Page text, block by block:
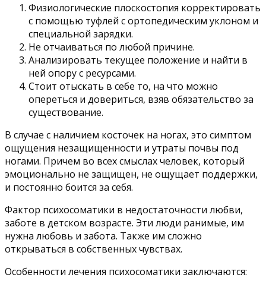
Физиологические плоскостопия корректировать
с помощью туфлей с ортопедическим уклоном и
специальной зарядки.
Не отчаиваться по любой причине.
Анализировать текущее положение и найти в
ней опору с ресурсами.
Стоит отыскать в себе то, на что можно
опереться и довериться, взяв обязательство за
существование.
В случае с наличием косточек на ногах, это симптом
ощущения незащищенности и утраты почвы под
ногами. Причем во всех смыслах человек, который
эмоционально не защищен, не ощущает поддержки,
и постоянно боится за себя.
Фактор психосоматики в недостаточности любви,
заботе в детском возрасте. Эти люди ранимые, им
нужна любовь и забота. Также им сложно
открываться в собственных чувствах.
Особенности лечения психосоматики заключаются: